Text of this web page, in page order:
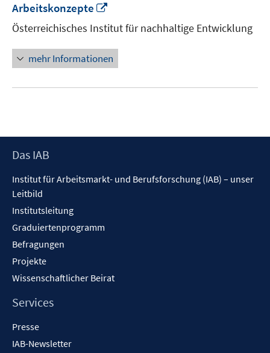
Arbeitskonzepte
neuem
Fenster
öffnen
Österreichisches Institut für nachhaltige Entwicklung
mehr Informationen
Footer
Das IAB
Institut für Arbeitsmarkt- und Berufsforschung (IAB) – unser
Leitbild
Institutsleitung
Graduiertenprogramm
Befragungen
Projekte
Wissenschaftlicher Beirat
Services
Presse
IAB-Newsletter